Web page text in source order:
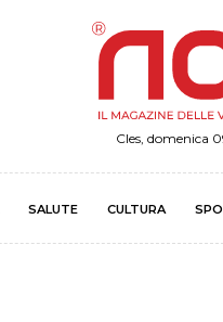
Cles, domenica
SALUTE CULTURA